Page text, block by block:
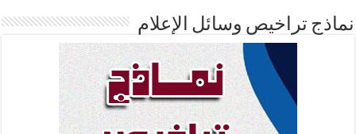
نماذج تراخيص وسائل الإعلام